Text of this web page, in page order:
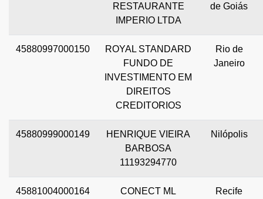
RESTAURANTE
IMPERIO LTDA
de Goiás
45880997000150
ROYAL STANDARD
FUNDO DE
INVESTIMENTO EM
DIREITOS
CREDITORIOS
Rio de
Janeiro
45880999000149
HENRIQUE VIEIRA
BARBOSA
11193294770
Nilópolis
45881004000164
CONECT ML
Recife